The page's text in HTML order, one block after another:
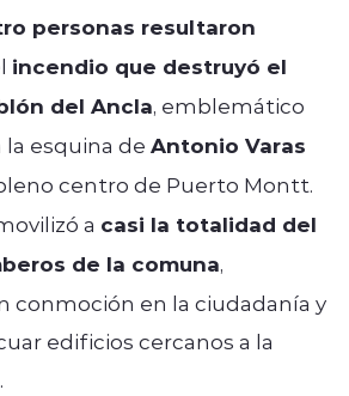
personas resultaron
incendio que destruyó el
del Ancla, emblemático
esquina de Antonio Varas
centro de Puerto Montt.
a casi la totalidad del
de la comuna,
conmoción en la ciudadanía y
edificios cercanos a la
.